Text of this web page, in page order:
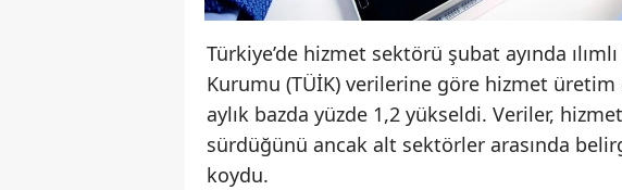
Türkiye’de hizmet sektörü şubat ayında
Kurumu (TÜİK) verilerine göre hizmet üretim
aylık bazda yüzde 1,2 yükseldi. Veriler,
sürdüğünü ancak alt sektörler arasında
koydu.